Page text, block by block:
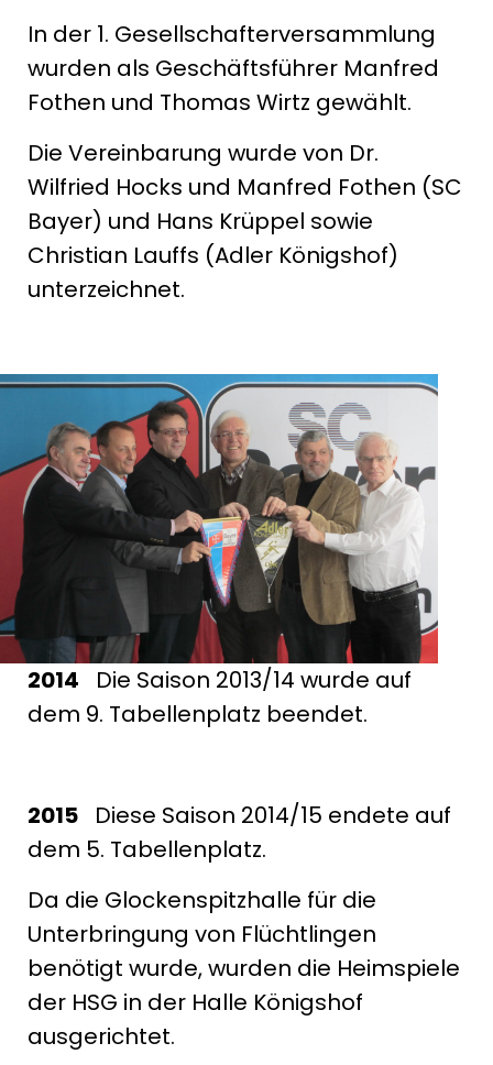
In der 1. Gesellschafterversammlung
wurden als Geschäftsführer Manfred
Fothen und Thomas Wirtz gewählt.
Die Vereinbarung wurde von Dr.
Wilfried Hocks und Manfred Fothen (SC
Bayer) und Hans Krüppel sowie
Christian Lauffs (Adler Königshof)
unterzeichnet.
2014 Die Saison 2013/14 wurde auf
dem 9. Tabellenplatz beendet.
2015 Diese Saison 2014/15 endete auf
dem 5. Tabellenplatz.
Da die Glockenspitzhalle für die
Unterbringung von Flüchtlingen
benötigt wurde, wurden die Heimspiele
der HSG in der Halle Königshof
ausgerichtet.